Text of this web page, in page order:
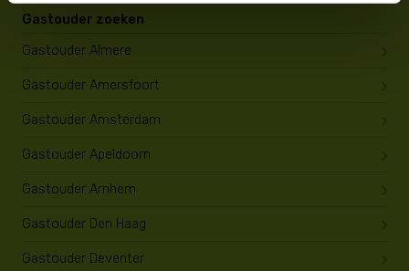
Gastouder zoeken
Gastouder Almere
Gastouder Amersfoort
Gastouder Amsterdam
Gastouder Apeldoorn
Gastouder Arnhem
Gastouder Den Haag
Gastouder Deventer